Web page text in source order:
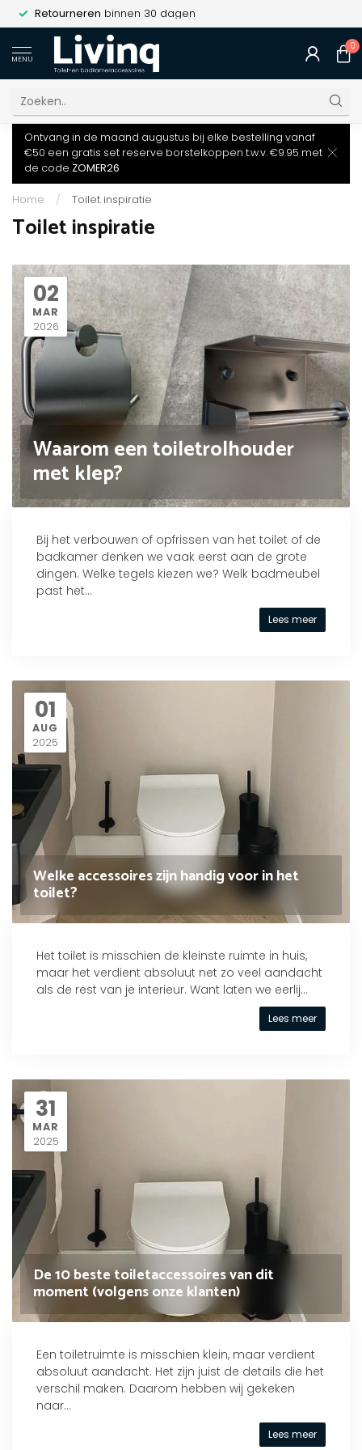
Retourneren binnen 30 dagen
MENU
0
Ontvang in de maand augustus bij elke bestelling vanaf
€50 een gratis set reserve borstelkoppen t.w.v. €9.95 met
de code ZOMER26
Home / Toilet inspiratie
Toilet inspiratie
02
MAR
2026
Waarom een toiletrolhouder
met klep?
Bij het verbouwen of opfrissen van het toilet of de
badkamer denken we vaak eerst aan de grote
dingen. Welke tegels kiezen we? Welk badmeubel
past het...
Lees meer
01
AUG
2025
Welke accessoires zijn handig voor in het
toilet?
Het toilet is misschien de kleinste ruimte in huis,
maar het verdient absoluut net zo veel aandacht
als de rest van je interieur. Want laten we eerlij...
Lees meer
31
MAR
2025
De 10 beste toiletaccessoires van dit
moment (volgens onze klanten)
Een toiletruimte is misschien klein, maar verdient
absoluut aandacht. Het zijn juist de details die het
verschil maken. Daarom hebben wij gekeken
naar...
Lees meer